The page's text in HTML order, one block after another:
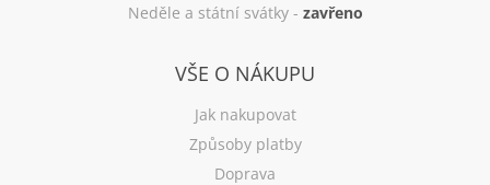
Neděle a státní svátky - zavřeno
VŠE O NÁKUPU
Jak nakupovat
Způsoby platby
Doprava